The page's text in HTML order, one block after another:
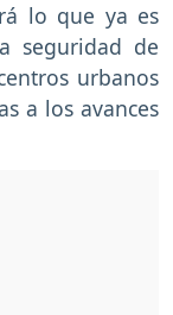
lo que ya es
seguridad de
urbanos
a los avances